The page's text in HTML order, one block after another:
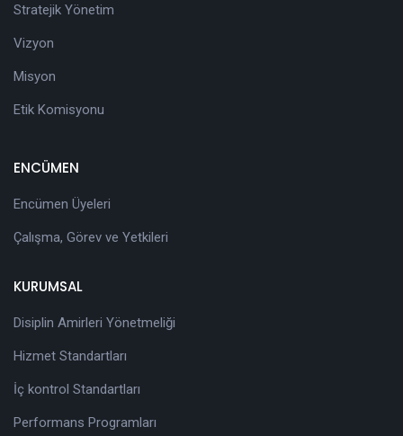
Stratejik Yönetim
Vizyon
Misyon
Etik Komisyonu
ENCÜMEN
Encümen Üyeleri
Çalışma, Görev ve Yetkileri
KURUMSAL
Disiplin Amirleri Yönetmeliği
Hizmet Standartları
İç kontrol Standartları
Performans Programları